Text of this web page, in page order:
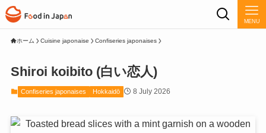
MENU
ホーム Cuisine japonaise Confiseries japonaises
Shiroi koibito (白い恋人)
Confiseries japonaises Hokkaidō 8 July 2026